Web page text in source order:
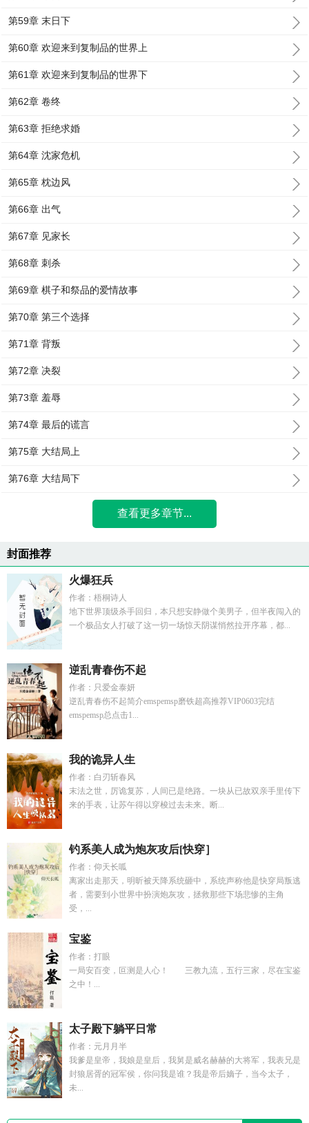
第59章 末日下
第60章 欢迎来到复制品的世界上
第61章 欢迎来到复制品的世界下
第62章 卷终
第63章 拒绝求婚
第64章 沈家危机
第65章 枕边风
第66章 出气
第67章 见家长
第68章 刺杀
第69章 棋子和祭品的爱情故事
第70章 第三个选择
第71章 背叛
第72章 决裂
第73章 羞辱
第74章 最后的谎言
第75章 大结局上
第76章 大结局下
查看更多章节...
封面推荐
火爆狂兵
作者：梧桐诗人
地下世界顶级杀手回归，本只想安静做个美男子，但半夜闯入的
一个极品女人打破了这一切一场惊天阴谋悄然拉开序幕，都...
逆乱青春伤不起
作者：只爱金泰妍
逆乱青春伤不起简介emspemsp磨铁超高推荐VIP0603完结
emspemsp总点击1...
我的诡异人生
作者：白刃斩春风
末法之世，厉诡复苏，人间已是绝路。一块从已故双亲手里传下
来的手表，让苏午得以穿梭过去未来。断...
钓系美人成为炮灰攻后[快穿］
作者：仰天长呱
离家出走那天，明昕被天降系统砸中，系统声称他是快穿局叛逃
者，需要到小世界中扮演炮灰攻，拯救那些下场悲惨的主角
受，...
宝鉴
作者：打眼
一局安百变，叵测是人心！ 三教九流，五行三家，尽在宝鉴
之中！...
太子殿下躺平日常
作者：元月月半
我爹是皇帝，我娘是皇后，我舅是威名赫赫的大将军，我表兄是
封狼居胥的冠军侯，你问我是谁？我是帝后嫡子，当今太子，
未...